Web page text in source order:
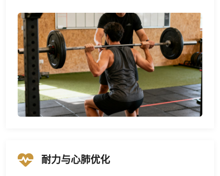
耐力与心肺优化